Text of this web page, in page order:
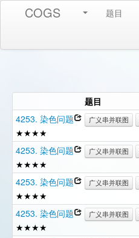
COGS 题目
题目
4253. 染色问题
广义串并联图
★★★★
4253. 染色问题 广义串并联图
★★★★
4253. 染色问题 广义串并联图
★★★★
4253. 染色问题 广义串并联图
★★★★